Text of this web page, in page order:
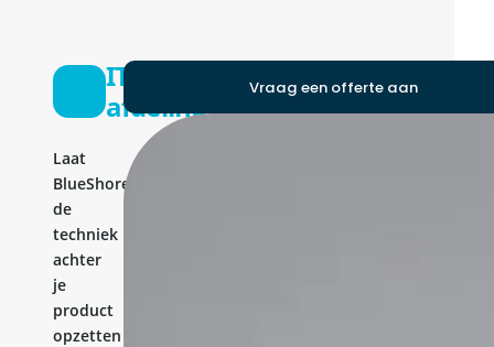
IT-
afdeling
Laat
BlueShores
de
techniek
achter
je
product
opzetten
Vraag een offerte aan